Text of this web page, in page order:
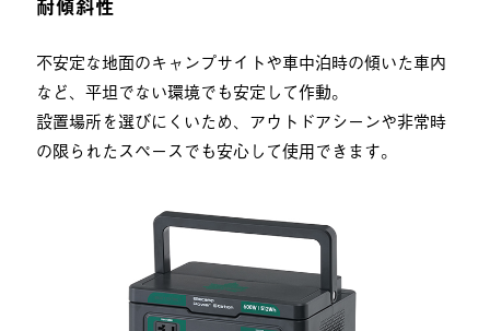
不安定な地面のキャンプサイトや車中泊時の傾いた車内
など、平坦でない環境でも安定して作動。
設置場所を選びにくいため、アウトドアシーンや非常時
の限られたスペースでも安心して使用できます。